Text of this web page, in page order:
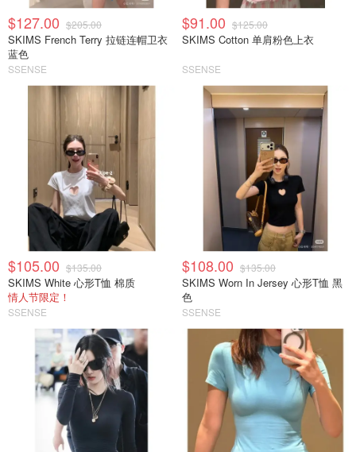
$127.00 $205.00
SKIMS French Terry 拉链连帽卫衣
蓝色
SSENSE
$91.00 $125.00
SKIMS Cotton 单肩粉色上衣
SSENSE
$105.00 $135.00
SKIMS White 心形T恤 棉质
情人节限定！
SSENSE
$108.00 $135.00
SKIMS Worn In Jersey 心形T恤 黑
色
SSENSE